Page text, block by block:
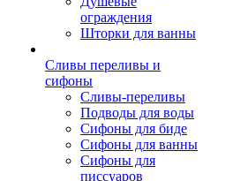
ограждения
Шторки для ванны
Сливы переливы и
сифоны
Сливы-переливы
Подводы для воды
Сифоны для биде
Сифоны для ванны
Сифоны для
писсуаров